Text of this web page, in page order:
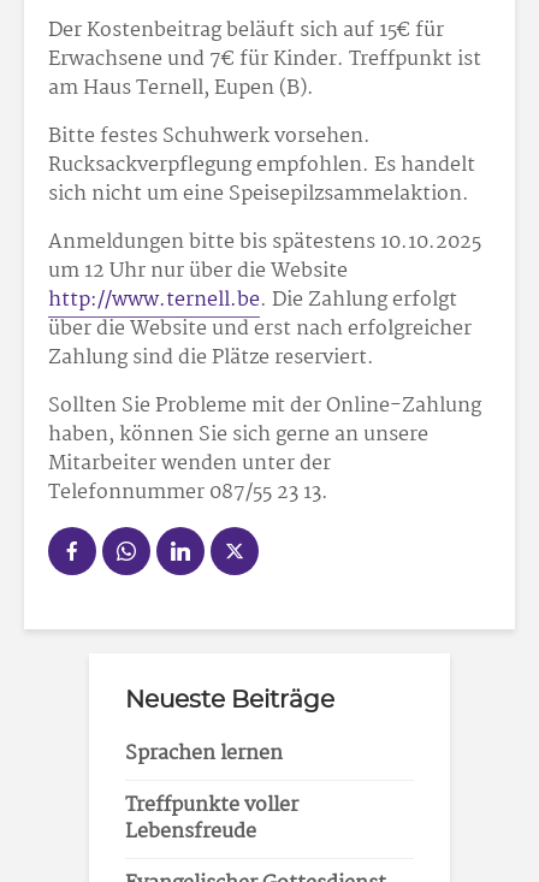
Der Kostenbeitrag beläuft sich auf 15€ für
Erwachsene und 7€ für Kinder. Treffpunkt ist
am Haus Ternell, Eupen (B).
Bitte festes Schuhwerk vorsehen.
Rucksackverpflegung empfohlen. Es handelt
sich nicht um eine Speisepilzsammelaktion.
Anmeldungen bitte bis spätestens 10.10.2025
um 12 Uhr nur über die Website
http://www.ternell.be. Die Zahlung erfolgt
über die Website und erst nach erfolgreicher
Zahlung sind die Plätze reserviert.
Sollten Sie Probleme mit der Online-Zahlung
haben, können Sie sich gerne an unsere
Mitarbeiter wenden unter der
Telefonnummer 087/55 23 13.
Neueste Beiträge
Sprachen lernen
Treffpunkte voller
Lebensfreude